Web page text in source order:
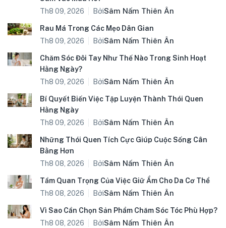
Th8 09, 2026
BởiSâm Nấm Thiên Ân
Rau Má Trong Các Mẹo Dân Gian
Th8 09, 2026
BởiSâm Nấm Thiên Ân
Chăm Sóc Đôi Tay Như Thế Nào Trong Sinh Hoạt
Hằng Ngày?
Th8 09, 2026
BởiSâm Nấm Thiên Ân
Bí Quyết Biến Việc Tập Luyện Thành Thói Quen
Hằng Ngày
Th8 09, 2026
BởiSâm Nấm Thiên Ân
Những Thói Quen Tích Cực Giúp Cuộc Sống Cân
Bằng Hơn
Th8 08, 2026
BởiSâm Nấm Thiên Ân
Tầm Quan Trọng Của Việc Giữ Ẩm Cho Da Cơ Thể
Th8 08, 2026
BởiSâm Nấm Thiên Ân
Vì Sao Cần Chọn Sản Phẩm Chăm Sóc Tóc Phù Hợp?
Th8 08, 2026
BởiSâm Nấm Thiên Ân